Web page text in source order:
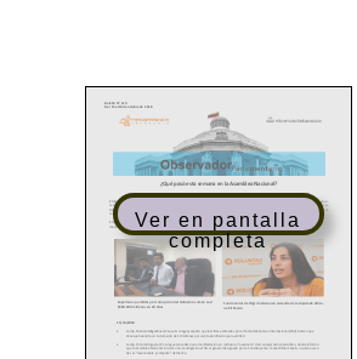
Ver en pantalla
completa